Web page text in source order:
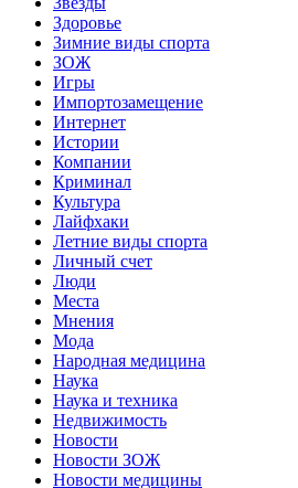
Здоровье
Зимние виды спорта
ЗОЖ
Игры
Импортозамещение
Интернет
Истории
Компании
Криминал
Культура
Лайфхаки
Летние виды спорта
Личный счет
Люди
Места
Мнения
Мода
Народная медицина
Наука
Наука и техника
Недвижимость
Новости
Новости ЗОЖ
Новости медицины